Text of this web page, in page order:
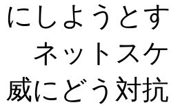
にしようと
ネットスケ
威にどう対